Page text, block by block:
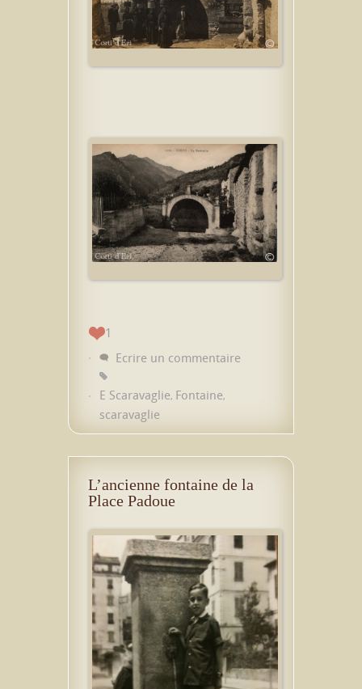
1
Ecrire un commentaire
E Scaravaglie, Fontaine,
scaravaglie
L’ancienne fontaine de la
Place Padoue